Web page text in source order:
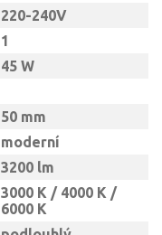
220-240V
1
45 W
50 mm
moderní
3200 lm
3000 K / 4000 K /
6000 K